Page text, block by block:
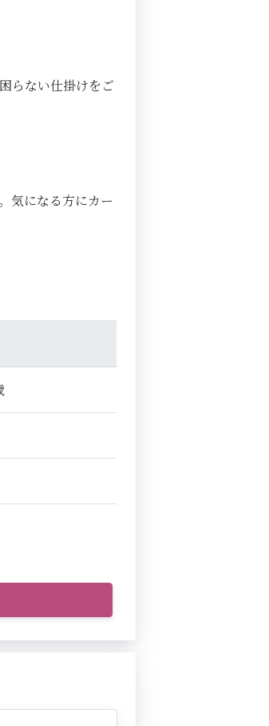
らない仕掛けをご
気になる方にカー